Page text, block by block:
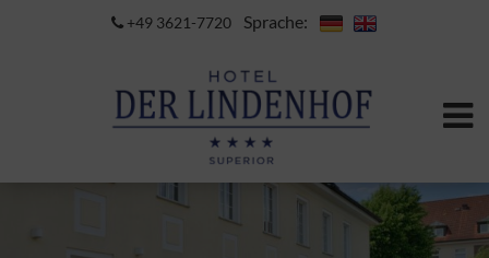
+49 3621-7720 Sprache: